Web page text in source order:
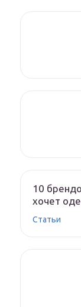
10
хочет
Статьи